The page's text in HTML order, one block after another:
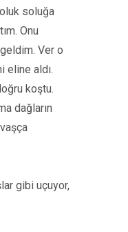
soluğa
Onu
Ver o
eline aldı.
koştu.
dağların
gibi uçuyor,